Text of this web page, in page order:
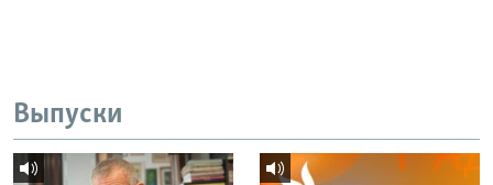
Выпуски